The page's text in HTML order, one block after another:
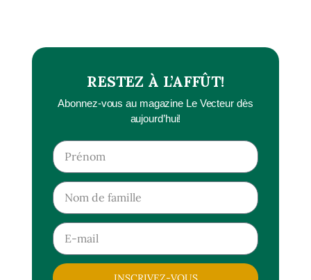
RESTEZ À L’AFFÛT!
Abonnez-vous au magazine Le Vecteur dès
aujourd’hui!